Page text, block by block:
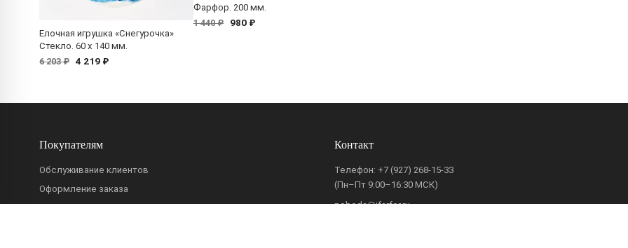
Елочная игрушка «Снегурочка»
Стекло. 60 x 140 мм.
6 203 ₽ 4 219 ₽
Фарфор. 200 мм.
1 440 ₽
980 ₽
Покупателям
Обслуживание клиентов
Оформление заказа
Контакт
Телефон: +7 (927) 268-15-33
(Пн–Пт 9:00–16:30 МСК)
pobeda@ifarfor.ru